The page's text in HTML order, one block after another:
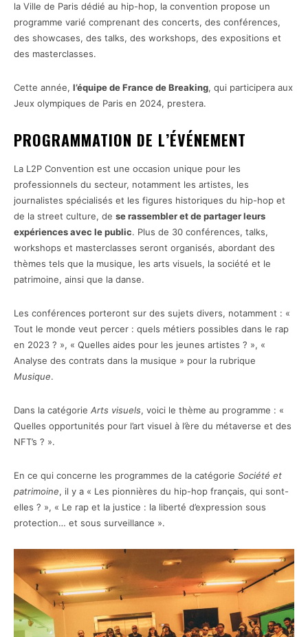
la Ville de Paris dédié au hip-hop, la convention propose un
programme varié comprenant des concerts, des conférences,
des showcases, des talks, des workshops, des expositions et
des masterclasses.
Cette année, l’équipe de France de Breaking, qui participera aux
Jeux olympiques de Paris en 2024, prestera.
PROGRAMMATION DE L’ÉVÉNEMENT
La L2P Convention est une occasion unique pour les
professionnels du secteur, notamment les artistes, les
journalistes spécialisés et les figures historiques du hip-hop et
de la street culture, de se rassembler et de partager leurs
expériences avec le public. Plus de 30 conférences, talks,
workshops et masterclasses seront organisés, abordant des
thèmes tels que la musique, les arts visuels, la société et le
patrimoine, ainsi que la danse.
Les conférences porteront sur des sujets divers, notamment : «
Tout le monde veut percer : quels métiers possibles dans le rap
en 2023 ? », « Quelles aides pour les jeunes artistes ? », «
Analyse des contrats dans la musique » pour la rubrique
Musique.
Dans la catégorie Arts visuels, voici le thème au programme : «
Quelles opportunités pour l’art visuel à l’ère du métaverse et des
NFT’s ? ».
En ce qui concerne les programmes de la catégorie Société et
patrimoine, il y a « Les pionnières du hip-hop français, qui sont-
elles ? », « Le rap et la justice : la liberté d’expression sous
protection… et sous surveillance ».